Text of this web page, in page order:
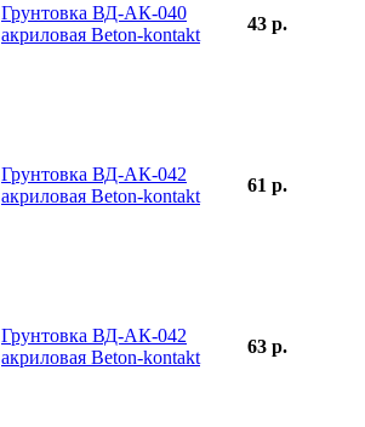
Грунтовка ВД-АК-040
акриловая Beton-kontakt
43 р.
Грунтовка ВД-АК-042
акриловая Beton-kontakt
61 р.
Грунтовка ВД-АК-042
акриловая Beton-kontakt
63 р.